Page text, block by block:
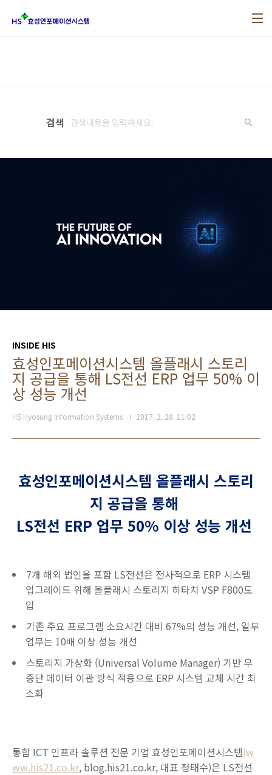
검색
INSIDE HIS
효성인포메이션시스템 올플래시 스토리
지 공급을 통해 LS전선 ERP 업무 50% 이
상 성능 개선
HS Hyosung Information Systems 2017. 2. 28. 11:02
효성인포메이션시스템 올플래시 스토리
지 공급을 통해
LS전선 ERP 업무 50% 이상 성능 개선
7개 해외 법인을 포함 LS전선은 전사적으로 ERP 시스템
업그레이드 위해 올플래시 스토리지 히타치 VSP F800도
입
기존 주요 프로그램 소요시간 대비 67%의 성능 개선, 일부
업무는 10배 이상 성능 개선
스토리지 가상화 (Universal Volume Manager) 기반 무
중단 데이터 이관 방식 적용으로 ERP 시스템 교체 시간 최
소화
통합 ICT 인프라 솔루션 전문 기업 효성인포메이션시스템(w
ww.his21.co.kr, blog.his21.co.kr, 대표 정태수)은 LS전선